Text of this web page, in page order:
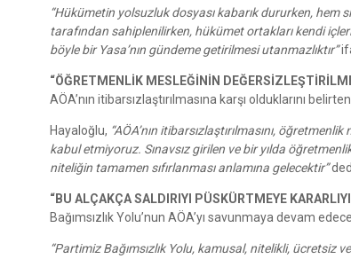
“Hükümetin yolsuzluk dosyası kabarık dururken, hem
tarafından sahiplenilirken, hükümet ortakları kendi
böyle bir Yasa’nın gündeme getirilmesi utanmazlıktır”
“ÖĞRETMENLİK MESLEĞİNİN
AÖA’nın itibarsızlaştırılmasına karşı olduklarını
Hayaloğlu, “AÖA’nın itibarsızlaştırılmasını,
kabul etmiyoruz. Sınavsız girilen ve bir yılda
niteliğin tamamen sıfırlanması anlamına gelecektir”
“BU ALÇAKÇA SALDIRIYI PÜSKÜRTMEYE
Bağımsızlık Yolu’nun AÖA’yı savunmaya devam
“Partimiz Bağımsızlık Yolu, kamusal, nitelikli,